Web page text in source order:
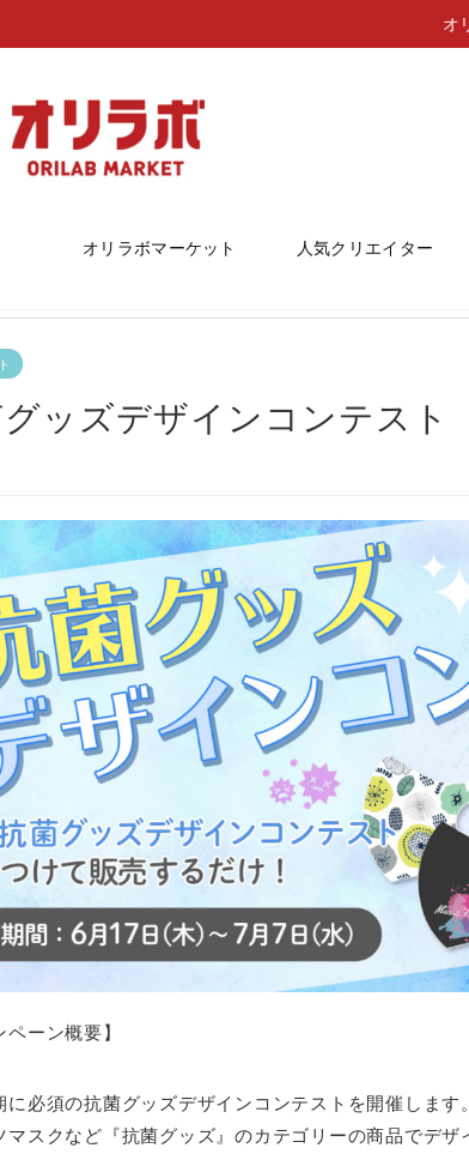
オ
オリラボマーケット 人気クリエイター
ッズデザインコンテスト
ペーン概要】
に必須の抗菌グッズデザインコンテストを開催します。
マスクなど『抗菌グッズ』のカテゴリーの商品でデ